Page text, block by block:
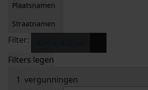
Plaatsnamen
Straatnamen
Filter:
Filters legen
1 vergunningen